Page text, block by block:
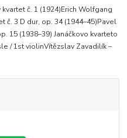
č. 1 (1924)Erich Wolfgang
č. 3 D dur, op. 34 (1944–45)Pavel
15 (1938–39) Janáčkovo kvarteto
/ 1st violinVítězslav Zavadilík –